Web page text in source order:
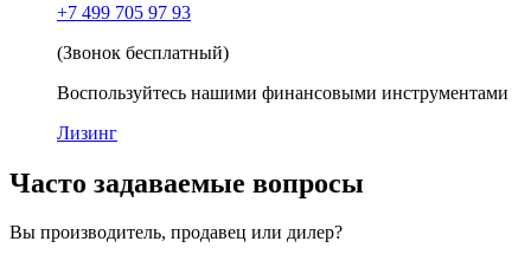
+7 499 705 97 93
(Звонок бесплатный)
Воспользуйтесь нашими финансовыми инструментами
Лизинг
Часто задаваемые вопросы
Вы производитель, продавец или дилер?